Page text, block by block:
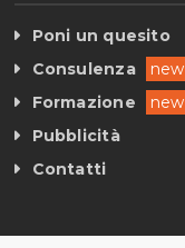
Poni un quesito
Consulenza
new
Formazione
new
Pubblicità
Contatti